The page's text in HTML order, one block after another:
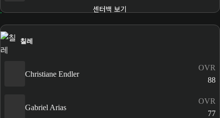
센터백 보기
칠레
Christiane Endler
OVR
88
Gabriel Arias
OVR
77